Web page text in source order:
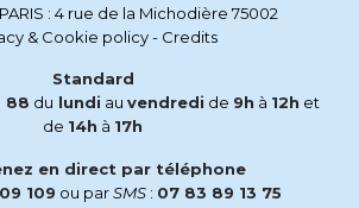
: 4 rue de la Michodière 75002
& Cookie policy- Credits
Standard
88 du lundi au vendredi de 9h à 12h et
de 14h à 17h
en direct par téléphone
109 ou parSMS : 07 83 89 13 75